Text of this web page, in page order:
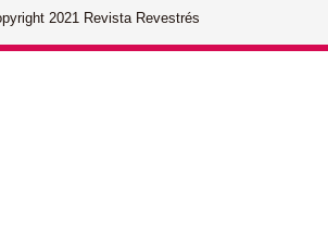
2021 Revista Revestrés